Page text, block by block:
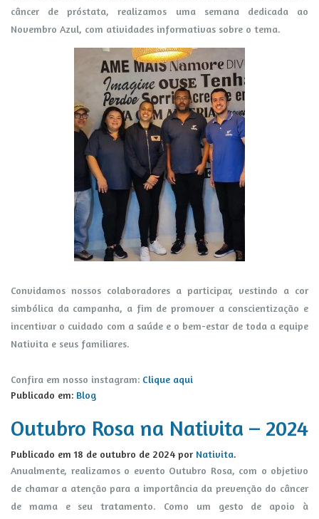
câncer de próstata, realizamos uma semana dedicada ao
Novembro Azul, com atividades informativas sobre o tema.
Convidamos nossos colaboradores a participar, vestindo a cor
simbólica da campanha, a fim de promover a conscientização e
incentivar o cuidado com a saúde e o bem-estar de toda a equipe
Nativita e seus familiares.
Confira em nosso instagram: Clique aqui
Publicado em: Blog
Outubro Rosa na Nativita – 2024
Publicado em 18 de outubro de 2024 por Nativita.
Anualmente, realizamos o evento Outubro Rosa, com o objetivo
de chamar a atenção para a importância da prevenção do câncer
de mama e seu tratamento. Como um gesto de apoio à